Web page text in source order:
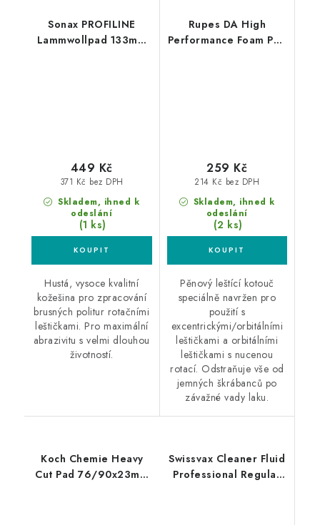
Sonax PROFILINE
Lammwollpad 133mm
Skladem, ihned k
odeslání
(1 ks)
371 Kč bez DPH
449 Kč
Hustá, vysoce kvalitní
kožešina pro zpracování
brusných politur rotačními
leštičkami. Pro maximální
abrazivitu s velmi dlouhou
životností.
Rupes DA High
Performance Foam Pad
Skladem, ihned k
odeslání
(2 ks)
214 Kč bez DPH
259 Kč
Pěnový leštící kotouč
speciálně navržen pro
použití s
excentrickými/orbitálními
leštičkami a orbitálními
leštičkami s nucenou
rotací. Odstraňuje vše od
jemných škrábanců po
závažné vady laku.
Koch Chemie Heavy
Cut Pad 76/90x23mm
Swissvax Cleaner Fluid
Professional Regular